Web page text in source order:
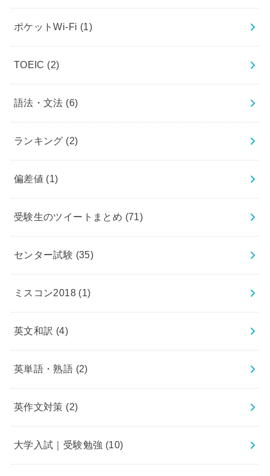
ポケットWi-Fi (1)
TOEIC (2)
語法・文法 (6)
ランキング (2)
偏差値 (1)
受験生のツイートまとめ (71)
センター試験 (35)
ミスコン2018 (1)
英文和訳 (4)
英単語・熟語 (2)
英作文対策 (2)
大学入試｜受験勉強 (10)